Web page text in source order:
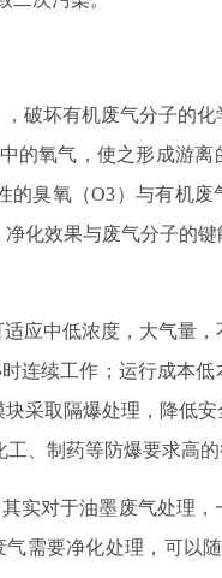
破坏有机废气分子的
的氧气，使之形成游离
臭氧（O3）与有机废
化效果与废气分子的
应中低浓度，大气量
连续工作；运行成本
采取隔爆处理，降低安
、制药等防爆要求高的
实对于油墨废气处理
需要净化处理，可以随